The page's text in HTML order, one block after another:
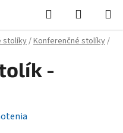
Hľadať
KOŠÍK
stolíky/Konferenčné stolíky/
-